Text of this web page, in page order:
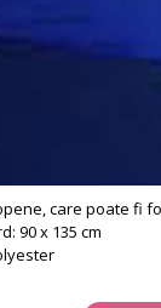
care poate fi
90 x 135 cm